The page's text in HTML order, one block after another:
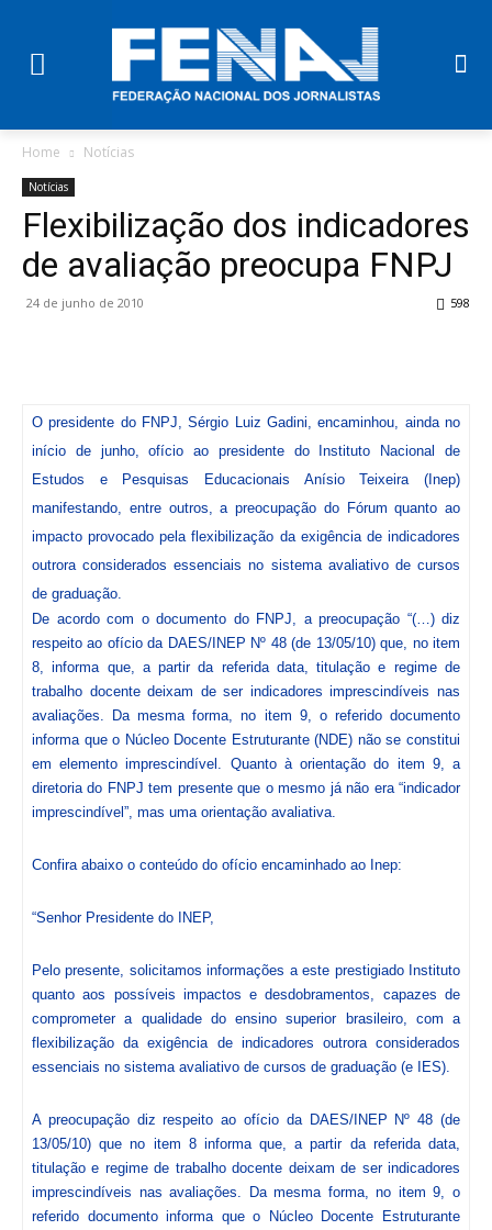
Home Notícias
Notícias
Flexibilização dos indicadores
de avaliação preocupa FNPJ
24 de junho de 2010 598
O presidente do FNPJ, Sérgio Luiz Gadini, encaminhou, ainda no
início de junho, ofício ao presidente do Instituto Nacional de
Estudos e Pesquisas Educacionais Anísio Teixeira (Inep)
manifestando, entre outros, a preocupação do Fórum quanto ao
impacto provocado pela flexibilização da exigência de indicadores
outrora considerados essenciais no sistema avaliativo de cursos
de graduação.
De acordo com o documento do FNPJ, a preocupação “(…) diz
respeito ao ofício da DAES/INEP Nº 48 (de 13/05/10) que, no item
8, informa que, a partir da referida data, titulação e regime de
trabalho docente deixam de ser indicadores imprescindíveis nas
avaliações. Da mesma forma, no item 9, o referido documento
informa que o Núcleo Docente Estruturante (NDE) não se constitui
em elemento imprescindível. Quanto à orientação do item 9, a
diretoria do FNPJ tem presente que o mesmo já não era “indicador
imprescindível”, mas uma orientação avaliativa.
Confira abaixo o conteúdo do ofício encaminhado ao Inep:
“Senhor Presidente do INEP,
Pelo presente, solicitamos informações a este prestigiado Instituto
quanto aos possíveis impactos e desdobramentos, capazes de
comprometer a qualidade do ensino superior brasileiro, com a
flexibilização da exigência de indicadores outrora considerados
essenciais no sistema avaliativo de cursos de graduação (e IES).
A preocupação diz respeito ao ofício da DAES/INEP Nº 48 (de
13/05/10) que no item 8 informa que, a partir da referida data,
titulação e regime de trabalho docente deixam de ser indicadores
imprescindíveis nas avaliações. Da mesma forma, no item 9, o
referido documento informa que o Núcleo Docente Estruturante